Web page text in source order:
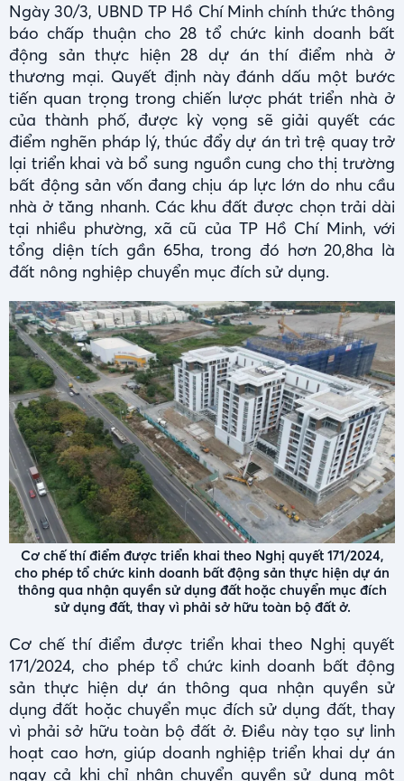
Ngày 30/3, UBND TP Hồ Chí Minh chính thức thông
báo chấp thuận cho 28 tổ chức kinh doanh bất
động sản thực hiện 28 dự án thí điểm nhà ở
thương mại. Quyết định này đánh dấu một bước
tiến quan trọng trong chiến lược phát triển nhà ở
của thành phố, được kỳ vọng sẽ giải quyết các
điểm nghẽn pháp lý, thúc đẩy dự án trì trệ quay trở
lại triển khai và bổ sung nguồn cung cho thị trường
bất động sản vốn đang chịu áp lực lớn do nhu cầu
nhà ở tăng nhanh. Các khu đất được chọn trải dài
tại nhiều phường, xã cũ của TP Hồ Chí Minh, với
tổng diện tích gần 65ha, trong đó hơn 20,8ha là
đất nông nghiệp chuyển mục đích sử dụng.
Cơ chế thí điểm được triển khai theo Nghị quyết 171/2024,
cho phép tổ chức kinh doanh bất động sản thực hiện dự án
thông qua nhận quyền sử dụng đất hoặc chuyển mục đích
sử dụng đất, thay vì phải sở hữu toàn bộ đất ở.
Cơ chế thí điểm được triển khai theo Nghị quyết
171/2024, cho phép tổ chức kinh doanh bất động
sản thực hiện dự án thông qua nhận quyền sử
dụng đất hoặc chuyển mục đích sử dụng đất, thay
vì phải sở hữu toàn bộ đất ở. Điều này tạo sự linh
hoạt cao hơn, giúp doanh nghiệp triển khai dự án
ngay cả khi chỉ nhận chuyển quyền sử dụng một